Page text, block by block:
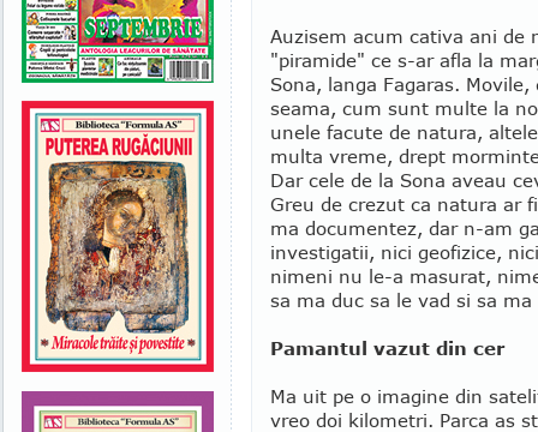
Auzisem acum cativa ani de
"piramide" ce s-ar afla la
Sona, langa Fagaras. Movile,
seama, cum sunt multe la
unele facute de natura,
multa vreme, drept
Dar cele de la Sona aveau
Greu de crezut ca natura ar
ma documentez, dar n-am
investigatii, nici geofizice,
nimeni nu le-a masurat,
sa ma duc sa le vad si sa
Pamantul vazut din cer
Ma uit pe o imagine din
vreo doi kilometri. Parca as